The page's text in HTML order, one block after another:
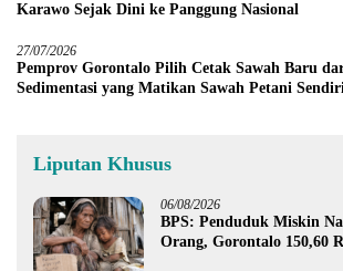
Karawo Sejak Dini ke Panggung Nasional
27/07/2026
Pemprov Gorontalo Pilih Cetak Sawah Baru
Sedimentasi yang Matikan Sawah Petani Sendiri
Liputan Khusus
06/08/2026
BPS: Penduduk Miskin
Orang, Gorontalo 150,60